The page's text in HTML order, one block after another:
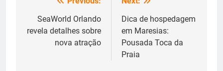
Navegação
deSeaWorld Orlando
revela detalhes sobre
nova atração
Dica de hospedagem
em Maresias:
Pousada Toca da
Praia